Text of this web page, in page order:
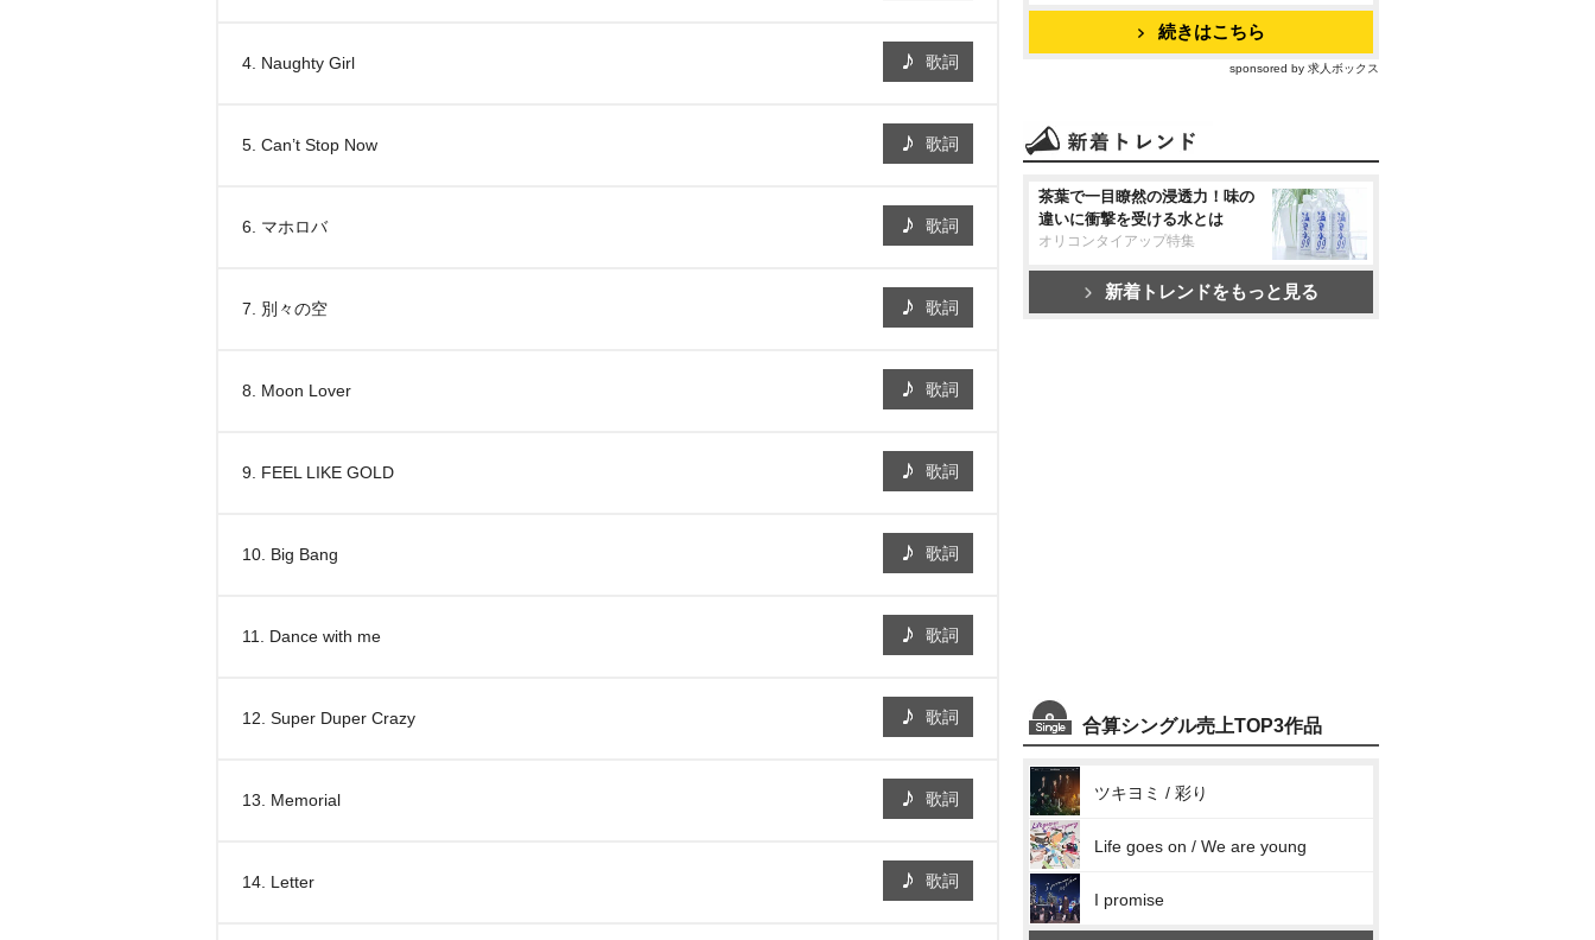
4. Naughty Girl 歌詞
5. Can’t Stop Now 歌詞
6. マホロバ 歌詞
7. 別々の空 歌詞
8. Moon Lover 歌詞
9. FEEL LIKE GOLD 歌詞
10. Big Bang 歌詞
11. Dance with me 歌詞
12. Super Duper Crazy 歌詞
13. Memorial 歌詞
14. Letter 歌詞
続きはこちら
sponsored by 求人ボックス
茶葉で一目瞭然の浸透力！味の
違いに衝撃を受ける水とは
オリコンタイアップ特集
新着トレンドをもっと見る
合算シングル売上TOP3作品
ツキヨミ / 彩り
Life goes on / We are young
I promise